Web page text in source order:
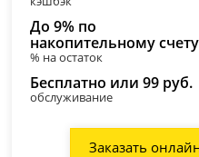
До 9% по
накопительному счету
% на остаток
Бесплатно или 99 руб.
обслуживание
Заказать